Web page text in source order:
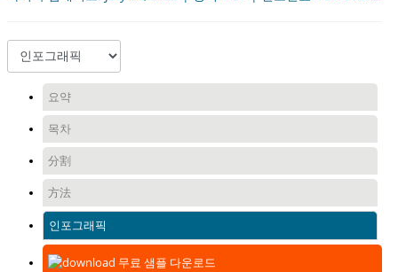
요약
목차
分割
方法
인포그래픽
무료 샘플 다운로드